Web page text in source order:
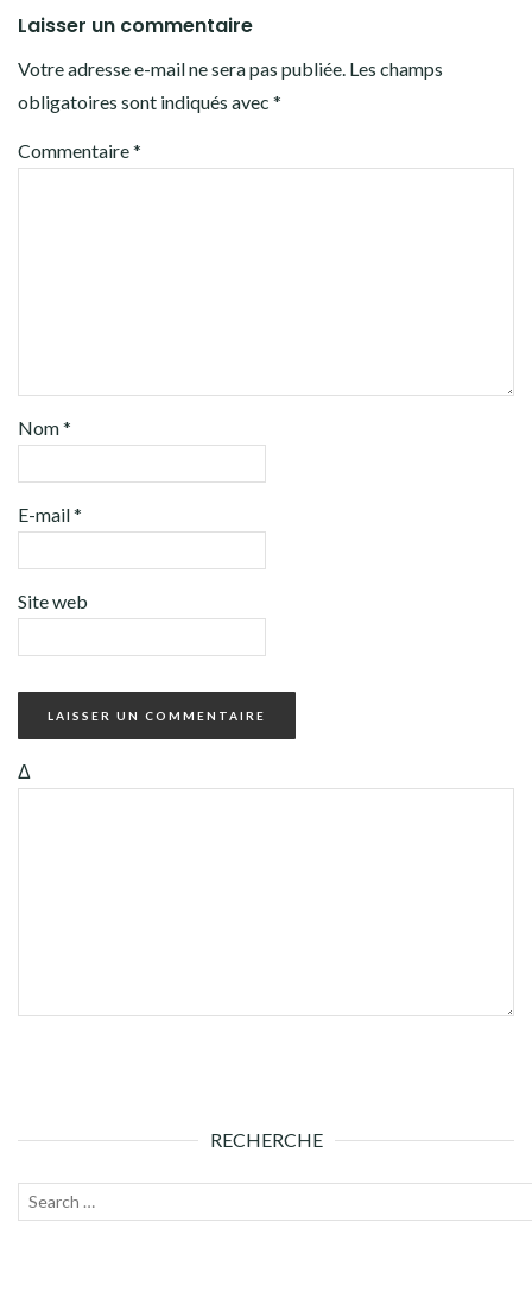
Laisser un commentaire
Votre adresse e-mail ne sera pas publiée. Les champs
obligatoires sont indiqués avec *
Commentaire*
Nom*
E-mail*
Site web
Δ
RECHERCHE
Recherche